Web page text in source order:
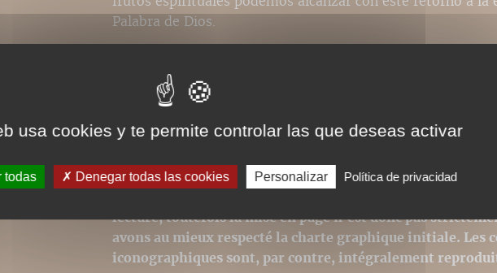
Palabra de Dios.
Nos ePubs sont des versions adaptées aux
prenant en charge le format ePub de type
Cybook, Kindle, Ipad ou Iphone (avec
Ces ePubs sont alors revus et optimisés pour permettre
lecture, toutefois la mise en page n'est donc pas
avons au mieux respecté la charte graphique initiale. Les
iconographiques sont, par contre, intégralement
usa cookies y te permite controlar las que deseas activar
todas Denegar todas las cookies Personalizar Política de privacidad